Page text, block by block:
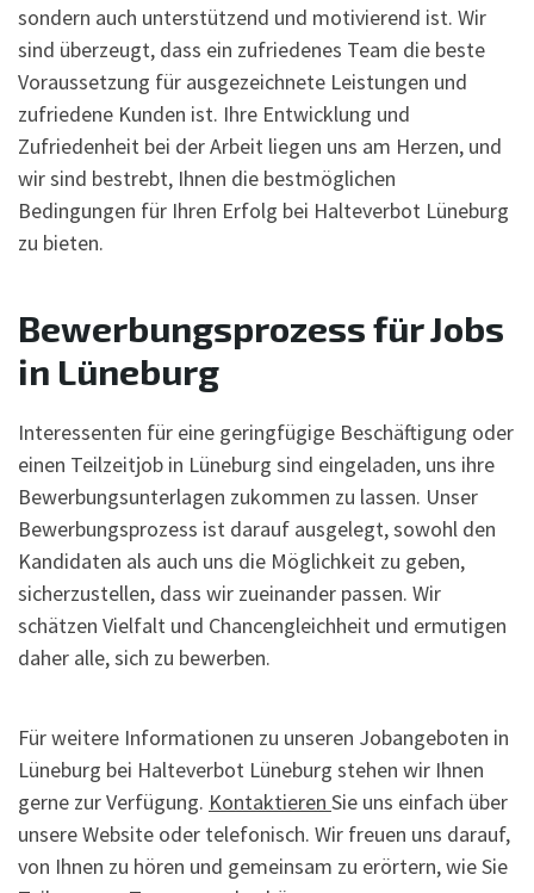
sondern auch unterstützend und motivierend ist. Wir
sind überzeugt, dass ein zufriedenes Team die beste
Voraussetzung für ausgezeichnete Leistungen und
zufriedene Kunden ist. Ihre Entwicklung und
Zufriedenheit bei der Arbeit liegen uns am Herzen, und
wir sind bestrebt, Ihnen die bestmöglichen
Bedingungen für Ihren Erfolg bei Halteverbot Lüneburg
zu bieten.
Bewerbungsprozess für Jobs
in Lüneburg
Interessenten für eine geringfügige Beschäftigung oder
einen Teilzeitjob in Lüneburg sind eingeladen, uns ihre
Bewerbungsunterlagen zukommen zu lassen. Unser
Bewerbungsprozess ist darauf ausgelegt, sowohl den
Kandidaten als auch uns die Möglichkeit zu geben,
sicherzustellen, dass wir zueinander passen. Wir
schätzen Vielfalt und Chancengleichheit und ermutigen
daher alle, sich zu bewerben.
Für weitere Informationen zu unseren Jobangeboten in
Lüneburg bei Halteverbot Lüneburg stehen wir Ihnen
gerne zur Verfügung. Kontaktieren Sie uns einfach über
unsere Website oder telefonisch. Wir freuen uns darauf,
von Ihnen zu hören und gemeinsam zu erörtern, wie Sie